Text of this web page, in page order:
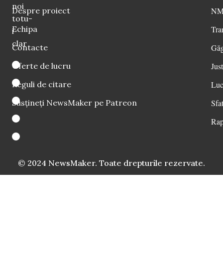
noi
totu-
i
clar
Despre proiect
Echipa
Contacte
Oferte de lucru
Reguli de citare
Susțineți NewsMaker pe Patreon
© 2024 NewsMaker. Toate drepturile rezervate.